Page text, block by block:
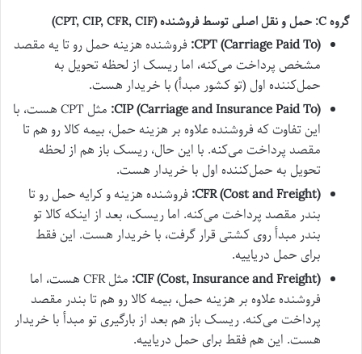
گروه C: حمل و نقل اصلی توسط فروشنده (CPT, CIP, CFR, CIF)
CPT (Carriage Paid To): فروشنده هزینه حمل رو تا یه مقصد
مشخص پرداخت می‌کنه، اما ریسک از لحظه تحویل به
حمل‌کننده اول (تو کشور مبدأ) با خریدار هست.
CIP (Carriage and Insurance Paid To):
مثل CPT هست، با
این تفاوت که فروشنده علاوه بر هزینه حمل، بیمه کالا رو هم تا
مقصد پرداخت می‌کنه. با این حال، ریسک باز هم از لحظه
تحویل به حمل‌کننده اول با خریدار هست.
CFR (Cost and Freight): فروشنده هزینه و کرایه حمل رو تا
بندر مقصد پرداخت می‌کنه. اما ریسک، بعد از اینکه کالا تو
بندر مبدأ روی کشتی قرار گرفت، با خریدار هست. این فقط
برای حمل دریاییه.
CIF (Cost, Insurance and Freight):
مثل CFR هست، اما
فروشنده علاوه بر هزینه حمل، بیمه کالا رو هم تا بندر مقصد
پرداخت می‌کنه. ریسک باز هم بعد از بارگیری تو مبدأ با خریدار
هست. این هم فقط برای حمل دریاییه.